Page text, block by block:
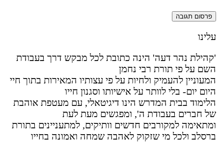
עלינו
'קהילת נהר דעה' הינה כתובת לכל מבקש דרך בעבודת
השם על פי תורת רבי נחמן
המעוניין להעמיק ולחיות על פי עצותיו המאירות בתוך חיי
היום יום- בלי לוותר על אישיותו וסגנון חייו
הלימוד בבית המדרש הינו דיגיטאלי, עם מעטפת אוהבת
של חברים בעבודת ה', ומפגשים מעת לעת
ומתאימה למקורבים חדשים וותיקים, למתעניינים בתורת
ברסלב ולכל מי שזקוק לאהבה שמחה ואמונה בחייו